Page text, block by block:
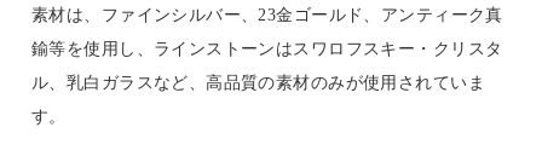
素材は、ファインシルバー、23金ゴールド、アンティーク真
鍮等を使用し、ラインストーンはスワロフスキー・クリスタ
ル、乳白ガラスなど、高品質の素材のみが使用されていま
す。